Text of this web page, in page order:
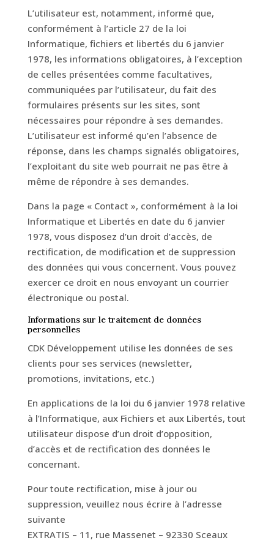
L’utilisateur est, notamment, informé que,
conformément à l’article 27 de la loi
Informatique, fichiers et libertés du 6 janvier
1978, les informations obligatoires, à l’exception
de celles présentées comme facultatives,
communiquées par l’utilisateur, du fait des
formulaires présents sur les sites, sont
nécessaires pour répondre à ses demandes.
L’utilisateur est informé qu’en l’absence de
réponse, dans les champs signalés obligatoires,
l’exploitant du site web pourrait ne pas être à
même de répondre à ses demandes.
Dans la page « Contact », conformément à la loi
Informatique et Libertés en date du 6 janvier
1978, vous disposez d’un droit d’accès, de
rectification, de modification et de suppression
des données qui vous concernent. Vous pouvez
exercer ce droit en nous envoyant un courrier
électronique ou postal.
Informations sur le traitement de données
personnelles
CDK Développement utilise les données de ses
clients pour ses services (newsletter,
promotions, invitations, etc.)
En applications de la loi du 6 janvier 1978 relative
à l’Informatique, aux Fichiers et aux Libertés, tout
utilisateur dispose d’un droit d’opposition,
d’accès et de rectification des données le
concernant.
Pour toute rectification, mise à jour ou
suppression, veuillez nous écrire à l’adresse
suivante
EXTRATIS – 11, rue Massenet – 92330 Sceaux